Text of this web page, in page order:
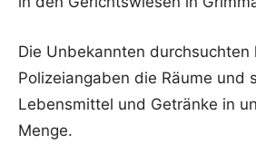
Die Unbekannten durchsuchten
Polizeiangaben die Räume und
Lebensmittel und Getränke in
Menge.